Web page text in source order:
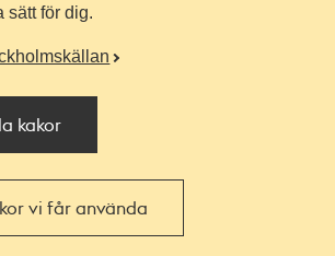
sätt för dig.
kakor
vi får använda